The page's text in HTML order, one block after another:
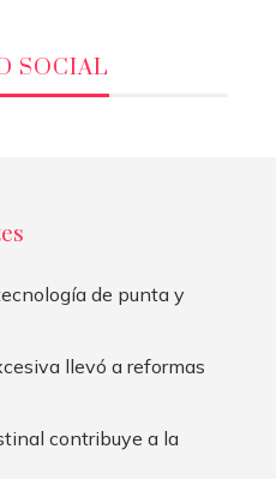
SOCIAL
de punta y
llevó a reformas
contribuye a la